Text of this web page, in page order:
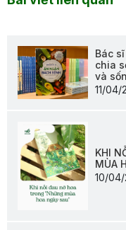
Bác
chia
và
11/04/
KHI
MÙA
10/